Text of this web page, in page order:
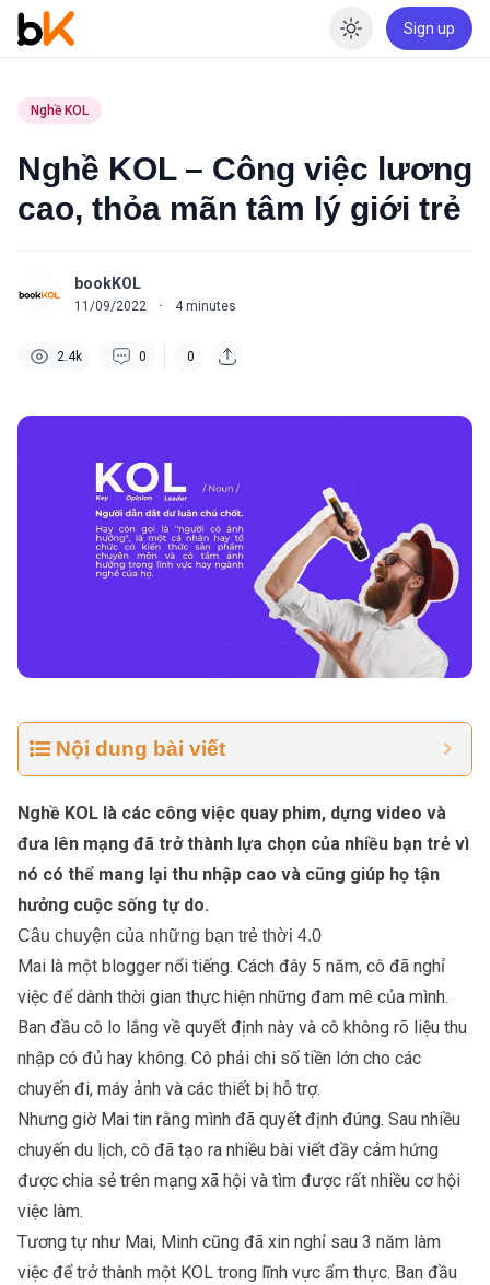
Enable
Sign up
Nghề KOL
Nghề KOL – Công việc lương
cao, thỏa mãn tâm lý giới trẻ
bookKOL
11/09/2022 · 4 minutes
2.4k 0 0
Nội dung bài viết
Nghề KOL là các công việc quay phim, dựng video và
đưa lên mạng đã trở thành lựa chọn của nhiều bạn trẻ vì
nó có thể mang lại thu nhập cao và cũng giúp họ tận
hưởng cuộc sống tự do.
Câu chuyện của những bạn trẻ thời 4.0
Mai là một blogger nổi tiếng. Cách đây 5 năm, cô đã nghỉ
việc để dành thời gian thực hiện những đam mê của mình.
Ban đầu cô lo lắng về quyết định này và cô không rõ liệu thu
nhập có đủ hay không. Cô phải chi số tiền lớn cho các
chuyến đi, máy ảnh và các thiết bị hỗ trợ.
Nhưng giờ Mai tin rằng mình đã quyết định đúng. Sau nhiều
chuyến du lịch, cô đã tạo ra nhiều bài viết đầy cảm hứng
được chia sẻ trên mạng xã hội và tìm được rất nhiều cơ hội
việc làm.
Tương tự như Mai, Minh cũng đã xin nghỉ sau 3 năm làm
việc để trở thành một KOL trong lĩnh vực ẩm thực. Ban đầu